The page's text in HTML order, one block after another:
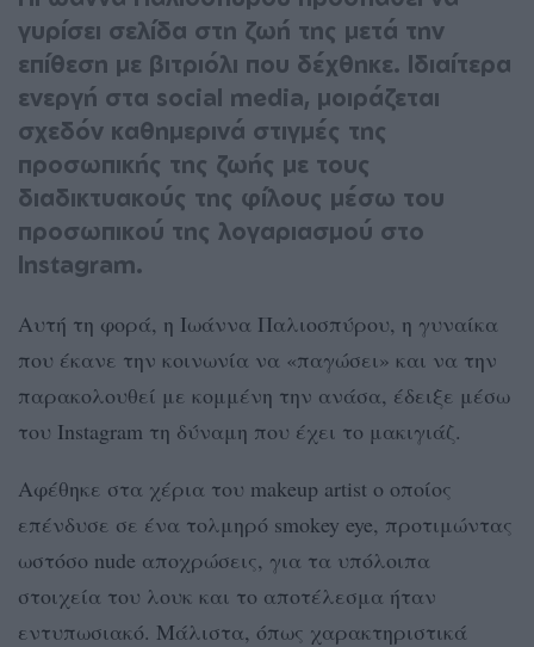
γυρίσει σελίδα στη ζωή της μετά την
επίθεση με βιτριόλι που δέχθηκε. Ιδιαίτερα
ενεργή στα social media, μοιράζεται
σχεδόν καθημερινά στιγμές της
προσωπικής της ζωής με τους
διαδικτυακούς της φίλους μέσω του
προσωπικού της λογαριασμού στο
Instagram.
Αυτή τη φορά, η Ιωάννα Παλιοσπύρου, η γυναίκα
που έκανε την κοινωνία να «παγώσει» και να την
παρακολουθεί με κομμένη την ανάσα, έδειξε μέσω
του Instagram τη δύναμη που έχει το μακιγιάζ.
Αφέθηκε στα χέρια του makeup artist ο οποίος
επένδυσε σε ένα τολμηρό smokey eye, προτιμώντας
ωστόσο nude αποχρώσεις, για τα υπόλοιπα
στοιχεία του λουκ και το αποτέλεσμα ήταν
εντυπωσιακό. Μάλιστα, όπως χαρακτηριστικά